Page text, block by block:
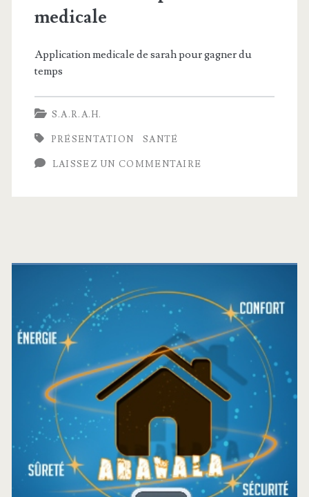
medicale
Application medicale de sarah pour gagner du
temps
S.A.R.A.H.
PRÉSENTATION SANTÉ
LAISSEZ UN COMMENTAIRE
Barre
latérale
principale